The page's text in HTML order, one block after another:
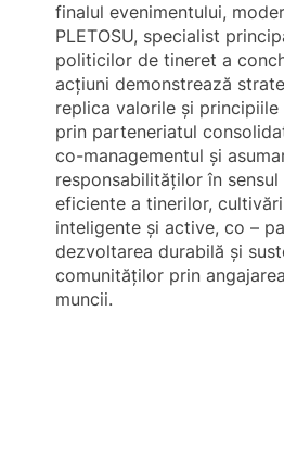
finalul evenimentului,
PLETOSU, specialist
politicilor de tineret a
acţiuni demonstrează
replica valorile şi
prin parteneriatul
co-managementul şi
responsabilităţilor în
eficiente a tinerilor,
inteligente şi active, co –
dezvoltarea durabilă şi
comunităţilor prin
muncii.